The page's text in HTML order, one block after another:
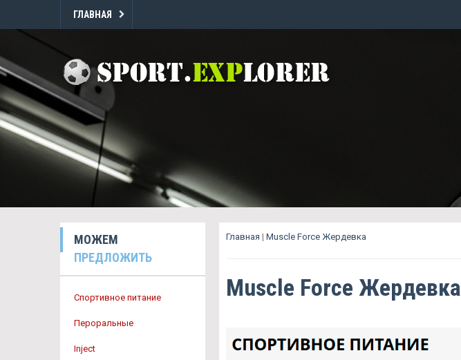
ГЛАВНАЯ
МОЖЕМ
ПРЕДЛОЖИТЬ
Спортивное питание
Пероральные
Inject
Главная | Muscle Force Жердевка
Muscle Force Жердевка